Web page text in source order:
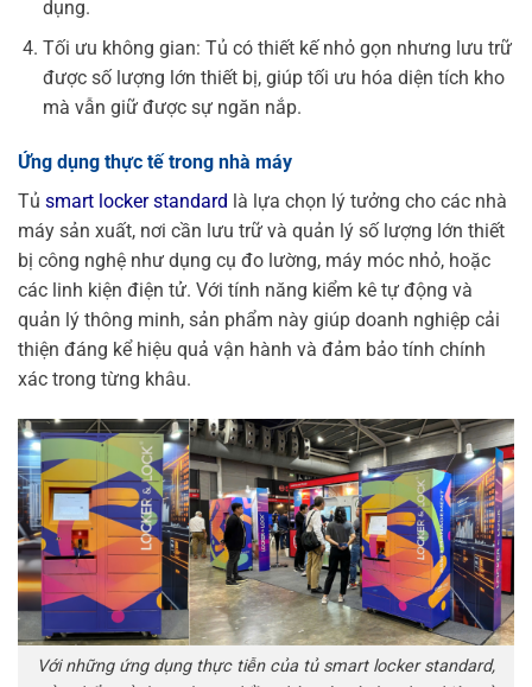
dụng.
Tối ưu không gian: Tủ có thiết kế nhỏ gọn nhưng lưu trữ
được số lượng lớn thiết bị, giúp tối ưu hóa diện tích kho
mà vẫn giữ được sự ngăn nắp.
Ứng dụng thực tế trong nhà máy
Tủ smart locker standard là lựa chọn lý tưởng cho các nhà
máy sản xuất, nơi cần lưu trữ và quản lý số lượng lớn thiết
bị công nghệ như dụng cụ đo lường, máy móc nhỏ, hoặc
các linh kiện điện tử. Với tính năng kiểm kê tự động và
quản lý thông minh, sản phẩm này giúp doanh nghiệp cải
thiện đáng kể hiệu quả vận hành và đảm bảo tính chính
xác trong từng khâu.
Với những ứng dụng thực tiễn của tủ smart locker standard,